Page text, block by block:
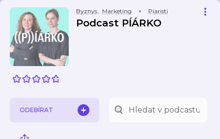
Byznys, Marketing Piaristi
Podcast PÍÁRKO
ODEBÍRAT